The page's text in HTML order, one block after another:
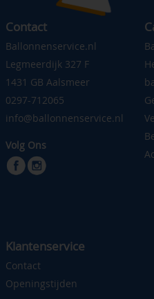
Contact
Ballonnenservice.nl
Legmeerdijk 327 F
1431 GB Aalsmeer
0297-712065
info@ballonnenservice.nl
Volg Ons
Klantenservice
Contact
Openingstijden